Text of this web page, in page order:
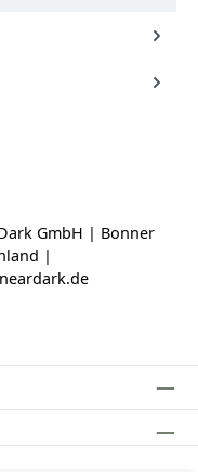
GmbH | Bonner
|